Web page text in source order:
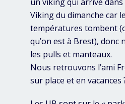
Viking du dimanche car
températures tombent
qu’on est à Brest), donc
les pulls et manteaux.
Nous retrouvons l’ami
sur place et en vacances